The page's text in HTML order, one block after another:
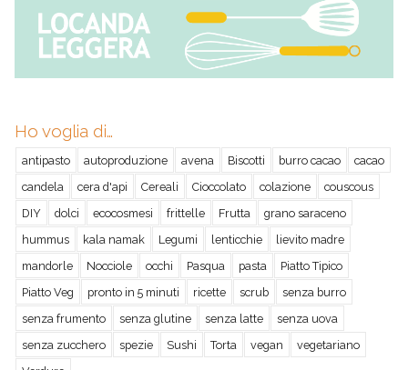
Ho voglia di…
antipasto autoproduzione avena Biscotti burro cacao
cacao
candela
cera d'api Cereali Cioccolato colazione
couscous
DIY
dolci ecocosmesi frittelle Frutta
grano saraceno
hummus
kala namak Legumi lenticchie
lievito madre
mandorle
Nocciole occhi Pasqua pasta
Piatto Tipico
Piatto Veg
pronto in 5 minuti ricette scrub
senza burro
senza frumento
senza glutine senza latte
senza uova
senza zucchero
spezie Sushi Torta vegan
vegetariano